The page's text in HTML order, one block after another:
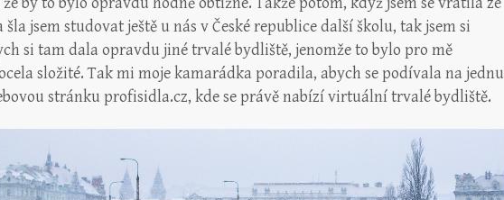
jsem studovat ještě u nás v České republice další školu, tak jsem si
si tam dala opravdu jiné trvalé bydliště, jenomže to bylo pro mě
složité. Tak mi moje kamarádka poradila, abych se podívala na jednu
stránku profisidla.cz, kde se právě nabízí virtuální trvalé bydliště.